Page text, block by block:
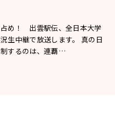
め！ 出雲駅伝、全日本大学
生中継で放送します。 真の日
するのは、連覇…